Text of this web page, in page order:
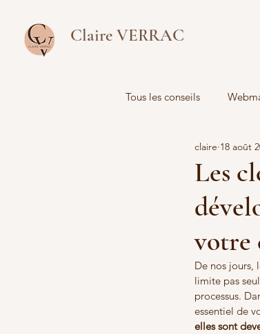
Claire VERRAC
Tous les conseils
Analyse de données
Les
votre
claire 18 août
De nos jours,
limite pas
processus.
essentiel de
elles sont